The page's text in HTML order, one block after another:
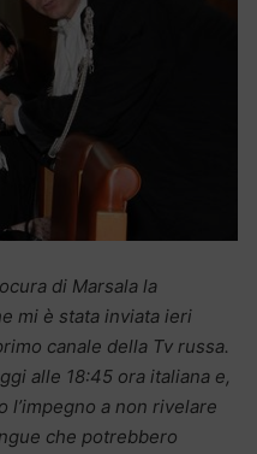
di Marsala la
mi è stata inviata ieri
canale della Tv russa.
alle 18:45 ora italiana e,
l’impegno a non rivelare
che potrebbero